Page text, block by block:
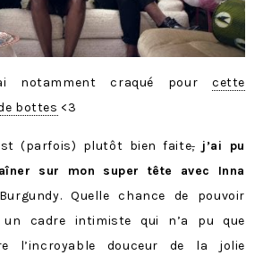
notamment craqué pour cette
bottes <3
(parfois) plutôt bien faite, j’ai pu
sur mon super tête avec Inna
Quelle chance de pouvoir
un cadre intimiste qui n’a pu que
l’incroyable douceur de la jolie